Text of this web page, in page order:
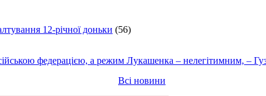
12-річної доньки (56)
федерацією, а режим Лукашенка – нелегітимним, –
Всі новини